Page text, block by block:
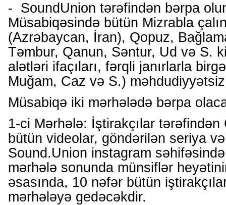
- SoundUnion tərəfindən bərpa
Müsabiqəsində bütün Mizrabla
(Azrəbaycan, İran), Qopuz,
Təmbur, Qanun, Səntur, Ud və S.
alətləri ifaçıları, fərqli janırlarla
Muğam, Caz və S.)
Müsabiqə iki mərhələdə bərpa
1-ci Mərhələ: İştirakçılar tərəfindən
bütün videolar, göndərilən seriya
Sound.Union instagram
mərhələ sonunda münsiflər
əsasında, 10 nəfər bütün
mərhələyə gedəcəkdir.